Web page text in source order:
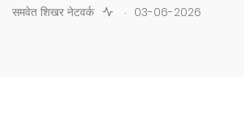
समवेत शिखर नेटवर्क . 03-06-2026